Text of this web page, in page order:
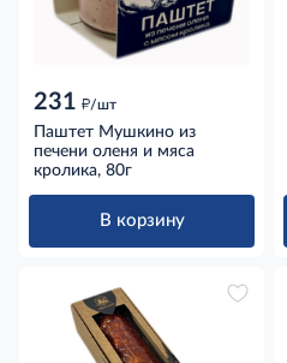
231 д/шт
Паштет Мушкино из
печени оленя и мяса
кролика, 80г
В корзину